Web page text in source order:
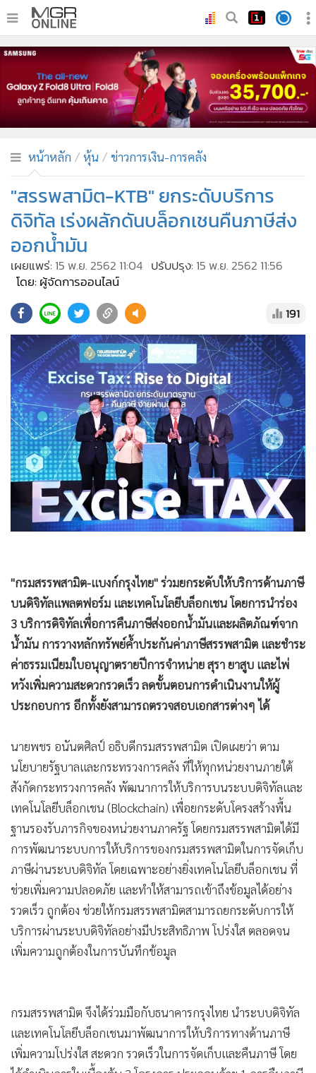
• หน้าหลัก
ทันเหตุการณ์
ภาคใต้
• ภูมิภาค
• บันเทิง
ผู้จัดการรายวัน
คอลัมนิสต์
• ละคร
• CbizReview
• Cyber BIZ
• Good health & Well-being
• Green Innovation & SD
• Management & HR
• MGR Live
• Infographic
• การเมือง
• ท่องเที่ยว
• กีฬา
ต่างประเทศ
• Special Scoop
• เศรษฐกิจ-ธุรกิจ
• ชุมชน-คุณภาพชีวิต
• อาชญากรรม
• Motoring
• เกม
• วิทยาศาสตร์
• SMEs
• หุ้น
• กองทุนรวม
• Celeb Online
Factcheck
•
News1
• Gotomanager
หน้าหลัก หุ้น ข่าวการเงิน-การคลัง
"สรรพสามิต-KTB" ยกระดับบริการ
ดิจิทัล เร่งผลักดันบล็อกเชนคืนภาษีส่ง
ออกน้ำมัน
เผยแพร่: 15 พ.ย. 2562 11:04 ปรับปรุง: 15 พ.ย. 2562 11:56
โดย: ผู้จัดการออนไลน์
191
"กรมสรรพสามิต-แบงก์กรุงไทย" ร่วมยกระดับให้บริการด้านภาษี
บนดิจิทัลแพลตฟอร์ม และเทคโนโลยีบล็อกเชน โดยการนำร่อง
3 บริการดิจิทัลเพื่อการคืนภาษีส่งออกน้ำมันและผลิตภัณฑ์จาก
น้ำมัน การวางหลักทรัพย์ค้ำประกันค่าภาษีสรรพสามิต และชำระ
ค่าธรรมเนียมใบอนุญาตรายปีการจำหน่าย สุรา ยาสูบ และไพ่
หวังเพิ่มความสะดวกรวดเร็ว ลดขั้นตอนการดำเนินงานให้ผู้
ประกอบการ อีกทั้งยังสามารถตรวจสอบเอกสารต่างๆ ได้
นายพชร อนันตศิลป์ อธิบดีกรมสรรพสามิต เปิดเผยว่า ตาม
นโยบายรัฐบาลและกระทรวงการคลัง ที่ให้ทุกหน่วยงานภายใต้
สังกัดกระทรวงการคลัง พัฒนาการให้บริการบนระบบดิจิทัลและ
เทคโนโลยีบล็อกเชน (Blockchain) เพื่อยกระดับโครงสร้างพื้น
ฐานรองรับภารกิจของหน่วยงานภาครัฐ โดยกรมสรรพสามิตได้มี
การพัฒนาระบบการให้บริการของกรมสรรพสามิตในการจัดเก็บ
ภาษีผ่านระบบดิจิทัล โดยเฉพาะอย่างยิ่งเทคโนโลยีบล็อกเชน ที่
ช่วยเพิ่มความปลอดภัย และทำให้สามารถเข้าถึงข้อมูลได้อย่าง
รวดเร็ว ถูกต้อง ช่วยให้กรมสรรพสามิตสามารถยกระดับการให้
บริการผ่านระบบดิจิทัลอย่างมีประสิทธิภาพ โปร่งใส ตลอดจน
เพิ่มความถูกต้องในการบันทึกข้อมูล
กรมสรรพสามิต จึงได้ร่วมมือกับธนาคารกรุงไทย นำระบบดิจิทัล
และเทคโนโลยีบล็อกเชนมาพัฒนาการให้บริการทางด้านภาษี
เพิ่มความโปร่งใส สะดวก รวดเร็วในการจัดเก็บและคืนภาษี โดย